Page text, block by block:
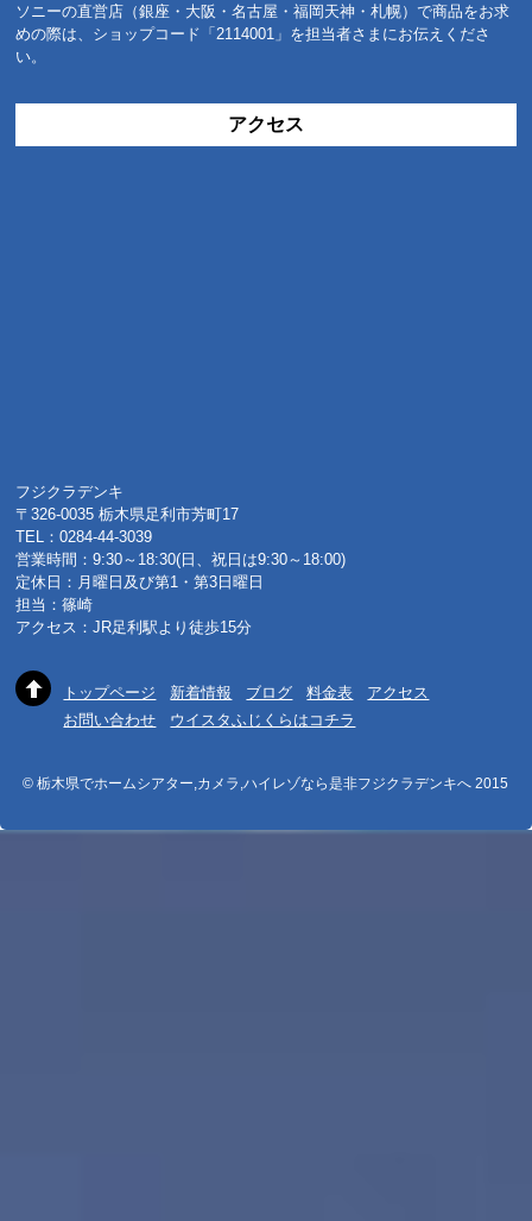
ソニーの直営店（銀座・大阪・名古屋・福岡天神・札幌）で商品をお求
めの際は、ショップコード「2114001」を担当者さまにお伝えくださ
い。
アクセス
フジクラデンキ
〒326-0035 栃木県足利市芳町17
TEL：0284-44-3039
営業時間：9:30～18:30(日、祝日は9:30～18:00)
定休日：月曜日及び第1・第3日曜日
担当：篠崎
アクセス：JR足利駅より徒歩15分
トップページ 新着情報 ブログ 料金表
アクセス
お問い合わせ
ウイスタふじくらはコチラ
© 栃木県でホームシアター,カメラ,ハイレゾなら是非フジクラデンキへ 2015